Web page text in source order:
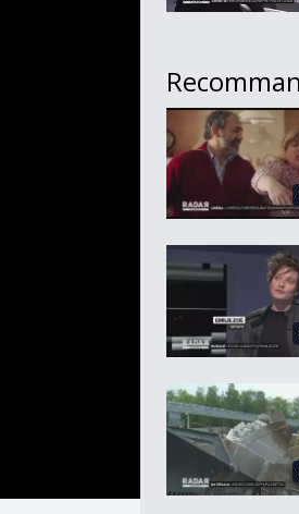
Nouvel album
Une seconde